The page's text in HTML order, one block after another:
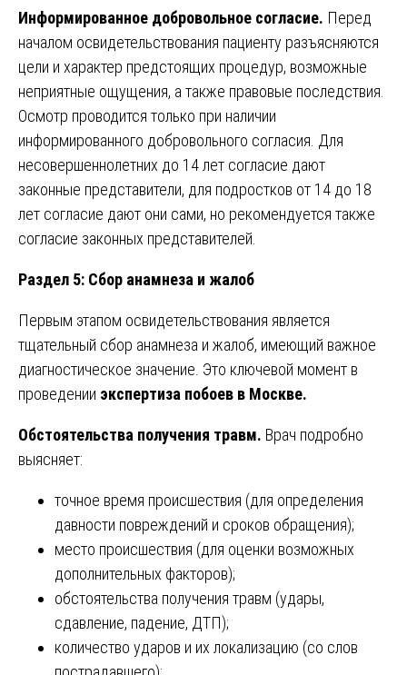
Информированное добровольное согласие. Перед
началом освидетельствования пациенту разъясняются
цели и характер предстоящих процедур, возможные
неприятные ощущения, а также правовые последствия.
Осмотр проводится только при наличии
информированного добровольного согласия. Для
несовершеннолетних до 14 лет согласие дают
законные представители, для подростков от 14 до 18
лет согласие дают они сами, но рекомендуется также
согласие законных представителей.
Раздел 5: Сбор анамнеза и жалоб
Первым этапом освидетельствования является
тщательный сбор анамнеза и жалоб, имеющий важное
диагностическое значение. Это ключевой момент в
проведении экспертиза побоев в Москве.
Обстоятельства получения травм. Врач подробно
выясняет:
точное время происшествия (для определения
давности повреждений и сроков обращения);
место происшествия (для оценки возможных
дополнительных факторов);
обстоятельства получения травм (удары,
сдавление, падение, ДТП);
количество ударов и их локализацию (со слов